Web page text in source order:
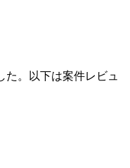
た。以下は案件レビュ